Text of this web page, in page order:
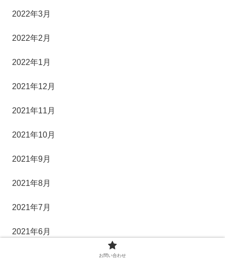
2022年3月
2022年2月
2022年1月
2021年12月
2021年11月
2021年10月
2021年9月
2021年8月
2021年7月
2021年6月
お問い合わせ